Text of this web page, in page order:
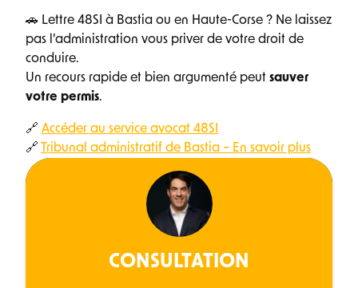
🚗 Lettre 48SI à Bastia ou en Haute-Corse ? Ne laissez
pas l’administration vous priver de votre droit de
conduire.
Un recours rapide et bien argumenté peut sauver
votre permis.
🔗 Accéder au service avocat 48SI
🔗
Tribunal administratif de Bastia – En savoir plus
CONSULTATION